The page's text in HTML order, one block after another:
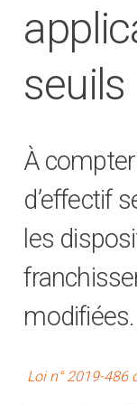
seuils
À
d’effectif
les
modifiées.
Loi n° 2019-486